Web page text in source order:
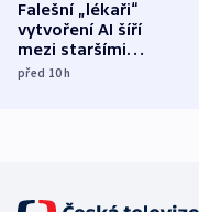
Falešní „lékaři“
vytvoření AI šíří
mezi staršími
Poláky nebezpečné
před 10h